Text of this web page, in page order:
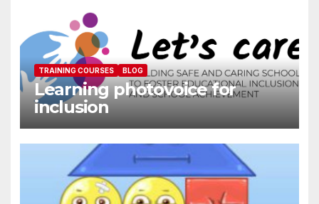
TRAINING COURSES BLOG
Learning photovoice for
inclusion